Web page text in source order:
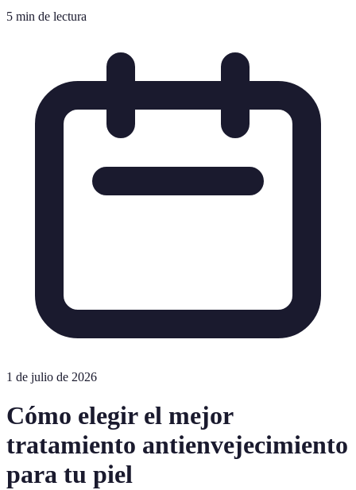
5 min de lectura
1 de julio de 2026
Cómo elegir el mejor
tratamiento antienvejecimiento
para tu piel